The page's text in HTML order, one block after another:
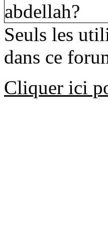
abdellah?
Seuls les
dans ce
Cliquer ici